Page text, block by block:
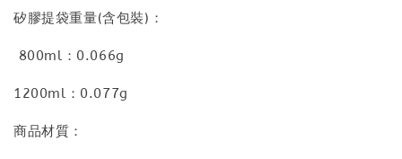
矽膠提袋重量(含包裝)：
800ml：0.066g
1200ml：0.077g
商品材質：